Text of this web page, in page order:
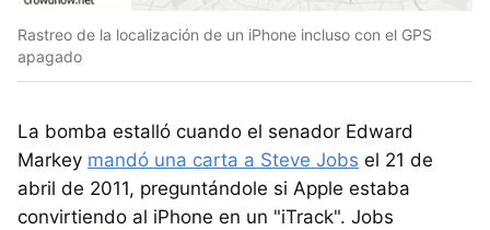
Rastreo de la localización de un iPhone incluso con el GPS
apagado
La bomba estalló cuando el senador Edward
Markey mandó una carta a Steve Jobs el 21 de
abril de 2011, preguntándole si Apple estaba
convirtiendo al iPhone en un "iTrack". Jobs